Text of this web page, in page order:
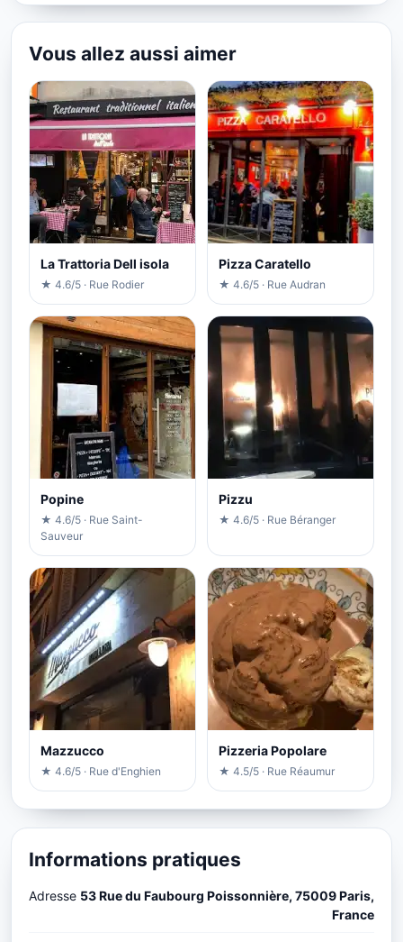
Vous allez aussi aimer
La Trattoria Dell isola
★ 4.6/5 · Rue Rodier
Pizza Caratello
★ 4.6/5 · Rue Audran
Popine
★ 4.6/5 · Rue Saint-
Sauveur
Pizzu
★ 4.6/5 · Rue Béranger
Mazzucco
★ 4.6/5 · Rue d'Enghien
Pizzeria Popolare
★ 4.5/5 · Rue Réaumur
Informations pratiques
Adresse 53 Rue du Faubourg Poissonnière, 75009 Paris,
France